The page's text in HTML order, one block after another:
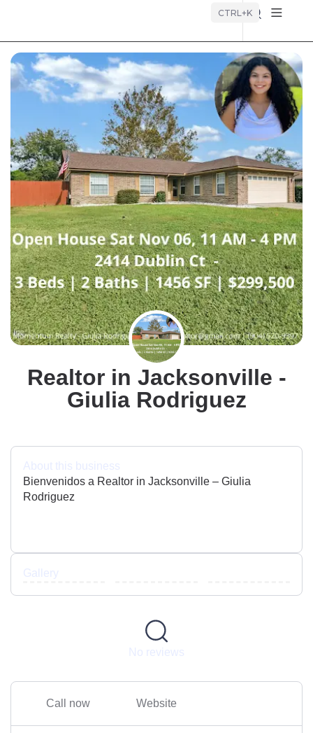
CTRL+K
Realtor in Jacksonville -
Giulia Rodriguez
About this business
Bienvenidos a Realtor in Jacksonville – Giulia
Rodriguez
Gallery
No reviews
Call now Website